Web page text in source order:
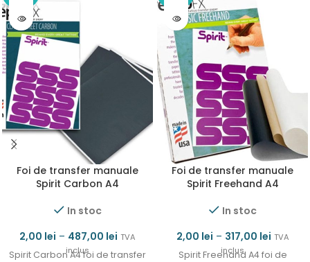
Foi de transfer manuale
Spirit Carbon A4
In stoc
2,00 lei – 487,00 lei TVA
inclus
Spirit Carbon A4 foi de transfer
Foi de transfer manuale
Spirit Freehand A4
In stoc
2,00 lei – 317,00 lei TVA
inclus
Spirit Freehand A4 foi de